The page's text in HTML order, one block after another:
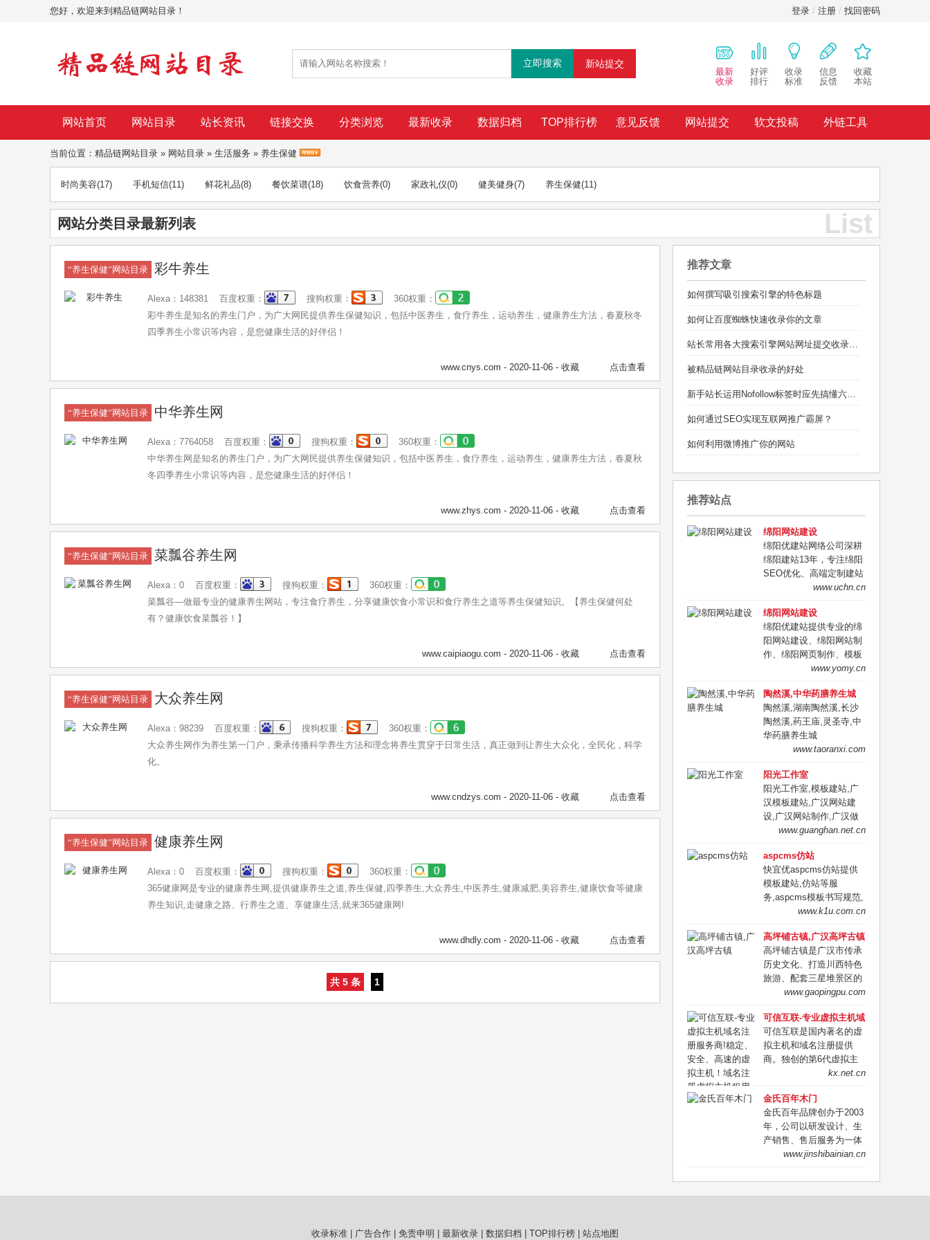
您好，欢迎来到精品链网站目录！ 登录 / 注册 / 找回密码
新站提交
最新
收录
好评
排行
收录
标准
信息
反馈
收藏
本站
网站首页 网站目录 站长资讯 链接交换 分类浏览 最新收录 数据归档 TOP排行榜 意见反馈 网站提交 软文投稿 外链工具
当前位置： 精品链网站目录 » 网站目录 » 生活服务 » 养生保健
时尚美容(17) 手机短信(11) 鲜花礼品(8) 餐饮菜谱(18) 饮食营养(0) 家政礼仪(0) 健美健身(7) 养生保健(11)
List
网站分类目录最新列表
“养生保健”网站目录 彩牛养生
Alexa：148381 百度权重： 搜狗权重：
360权重：
彩牛养生是知名的养生门户，为广大网民提供养生保健知识，包括中医养生，食疗养生，运动养生，健康养生方法，春夏秋冬
四季养生小常识等内容，是您健康生活的好伴侣！
www.cnys.com - 2020-11-06 - 收藏 点击查看
“养生保健”网站目录 中华养生网
Alexa：7764058 百度权重： 搜狗权重：
360权重：
中华养生网是知名的养生门户，为广大网民提供养生保健知识，包括中医养生，食疗养生，运动养生，健康养生方法，春夏秋
冬四季养生小常识等内容，是您健康生活的好伴侣！
www.zhys.com - 2020-11-06 - 收藏 点击查看
“养生保健”网站目录 菜瓢谷养生网
Alexa：0 百度权重： 搜狗权重：
360权重：
菜瓢谷—做最专业的健康养生网站，专注食疗养生，分享健康饮食小常识和食疗养生之道等养生保健知识。【养生保健何处
有？健康饮食菜瓢谷！】
www.caipiaogu.com - 2020-11-06 - 收藏 点击查看
“养生保健”网站目录 大众养生网
Alexa：98239 百度权重： 搜狗权重：
360权重：
大众养生网作为养生第一门户，秉承传播科学养生方法和理念将养生贯穿于日常生活，真正做到让养生大众化，全民化，科学
化。
www.cndzys.com - 2020-11-06 - 收藏 点击查看
“养生保健”网站目录 健康养生网
Alexa：0 百度权重： 搜狗权重：
360权重：
365健康网是专业的健康养生网,提供健康养生之道,养生保健,四季养生,大众养生,中医养生,健康减肥,美容养生,健康饮食等健康
养生知识,走健康之路、行养生之道、享健康生活,就来365健康网!
www.dhdly.com - 2020-11-06 - 收藏 点击查看
共 5 条 1
推荐文章
如何撰写吸引搜索引擎的特色标题
如何让百度蜘蛛快速收录你的文章
站长常用各大搜索引擎网站网址提交收录入口
被精品链网站目录收录的好处
新手站长运用Nofollow标签时应先搞懂六个问题
如何通过SEO实现互联网推广霸屏？
如何利用微博推广你的网站
推荐站点
绵阳网站建设
绵阳优建站网络公司深耕
绵阳建站13年，专注绵阳
SEO优化、高端定制建站
与营销型企业官网开发。
明、源码交付、售后无
忧，咨询电话：
18783883863，定制专属
企业建站方案！
www.uchn.cn
绵阳网站建设
绵阳优建站提供专业的绵
阳网站建设、绵阳网站制
作、绵阳网页制作、模板
网站建设、仿站网站制作,
可生成静态,易优化,联系
QQ:932928061.
www.yomy.cn
陶然溪,中华药膳养生城
陶然溪,湖南陶然溪,长沙
陶然溪,药王庙,灵圣寺,中
华药膳养生城
www.taoranxi.com
阳光工作室
阳光工作室,模板建站,广
汉模板建站,广汉网站建
设,广汉网站制作,广汉做
网站的,广汉便宜做网站
广汉便宜建网站,广汉网络
公司
www.guanghan.net.cn
aspcms仿站
快宜优aspcms仿站提供
模板建站,仿站等服
务,aspcms模板书写规范,
兼容性强,可生成静态,易
www.k1u.com.cn
高坪铺古镇,广汉高坪古镇
高坪铺古镇是广汉市传承
历史文化、打造川西特色
旅游、配套三星堆景区的
一个重点特色项目，高坪
自古即为川西之重镇，
3000多年前，就有古蜀先
民在此活动，自汉唐以
来，这里商贾云聚，明代
www.gaopingpu.com
可信互联-专业虚拟主机域
名注册服务商!稳定、安
全、高速的虚拟主机！域
名注册虚拟主机租用
可信互联是国内著名的虚
拟主机和域名注册提供
商。独创的第6代虚拟主
机管理系统，拥有在线数
马查杀等30余项功能.千M
硬件防火墙,为您保驾护
航！双线虚拟主机确保南
北畅通无阻！
kx.net.cn
金氏百年木门
金氏百年品牌创办于2003
年，公司以研发设计、生
产销售、售后服务为一体
的综合性木制品企业。在
精装房等领域专注生产实
木门，实木复合门，木饰
www.jinshibainian.cn
收录标准 广告合作 免责申明 最新收录 数据归档 TOP排行榜 站点地图